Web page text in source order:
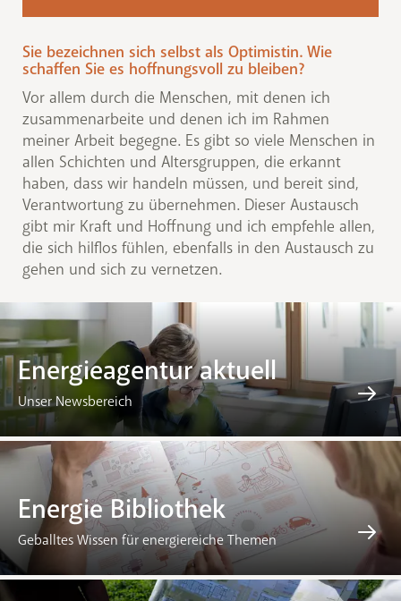
Sie bezeichnen sich selbst als Optimistin. Wie
schaffen Sie es hoffnungsvoll zu bleiben?
Vor allem durch die Menschen, mit denen ich
zusammenarbeite und denen ich im Rahmen
meiner Arbeit begegne. Es gibt so viele Menschen in
allen Schichten und Altersgruppen, die erkannt
haben, dass wir handeln müssen, und bereit sind,
Verantwortung zu übernehmen. Dieser Austausch
gibt mir Kraft und Hoffnung und ich empfehle allen,
die sich hilflos fühlen, ebenfalls in den Austausch zu
gehen und sich zu vernetzen.
Energieagentur aktuell
Unser Newsbereich
Energie Bibliothek
Geballtes Wissen für energiereiche Themen